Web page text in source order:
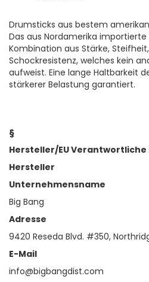
Drumsticks aus bestem
Das aus Nordamerika
Kombination aus Stärke,
Schockresistenz, welches kein
aufweist. Eine lange Haltbarkeit
stärkerer Belastung garantiert.
§
Hersteller/EU Verantwortliche
Hersteller
Unternehmensname
Big Bang
Adresse
9420 Reseda Blvd. #350,
E-Mail
info@bigbangdist.com